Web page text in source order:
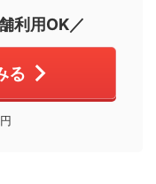
利用OK／
る